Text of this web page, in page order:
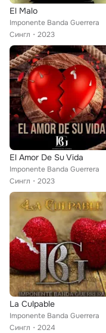
El Malo
Imponente Banda Guerrera
Сингл
2023
El Amor De Su Vida
Imponente Banda Guerrera
Сингл
2023
La Culpable
Imponente Banda Guerrera
Сингл
2024